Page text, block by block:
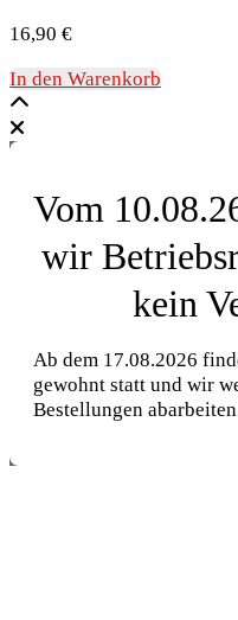
16,90 €
In den Warenkorb
Vom
wir
kein
Ab dem 17.08.2026
gewohnt statt und wir
Bestellungen